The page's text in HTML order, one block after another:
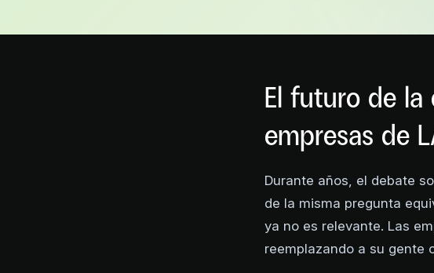
El futuro de la
empresas de
Durante años, el debate
de la misma pregunta
ya no es relevante. Las
reemplazando a su gente